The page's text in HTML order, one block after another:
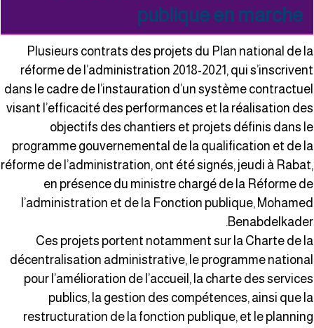
publique en marche
Plusieurs contrats des projets du Plan national de
réforme de l’administration 2018-2021, qui
dans le cadre de l’instauration d’un système
visant l’efficacité des performances et la réalisation
objectifs des chantiers et projets définis dans
programme gouvernemental de la qualification et de
réforme de l’administration, ont été signés, jeudi à
en présence du ministre chargé de la Réforme
l’administration et de la Fonction publique,
Ces projets portent notamment sur la Charte de
décentralisation administrative, le programme
pour l’amélioration de l’accueil, la charte des
publics, la gestion des compétences, ainsi que
restructuration de la fonction publique, et le